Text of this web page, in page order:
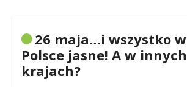
26 maja…i wszystko w
Polsce jasne! A w innych
krajach?